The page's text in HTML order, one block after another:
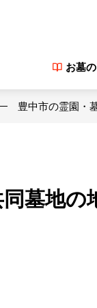
お墓
豊中市の霊園・
墓地の